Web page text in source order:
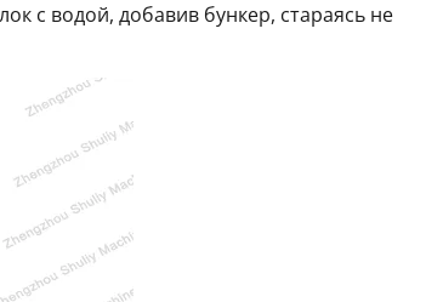
с водой, добавив бункер, стараясь не